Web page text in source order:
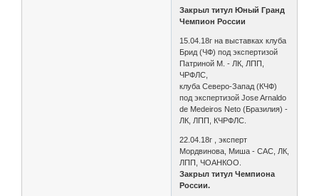
Закрыл титул Юный Гранд
Чемпион России
15.04.18г на выставках клуба
Брид (ЧФ) под экспертизой
Патриной М. - ЛК, ЛПП,
ЧРФЛС,
клуба Северо-Запад (КЧФ)
под экспертизой Jose Arnaldo
de Medeiros Neto (Бразилия) -
ЛК, ЛПП, КЧРФЛС.
22.04.18г , эксперт
Мордвинова, Миша - САС, ЛК,
ЛПП, ЧОАНКОО.
Закрыл титул Чемпиона
России.